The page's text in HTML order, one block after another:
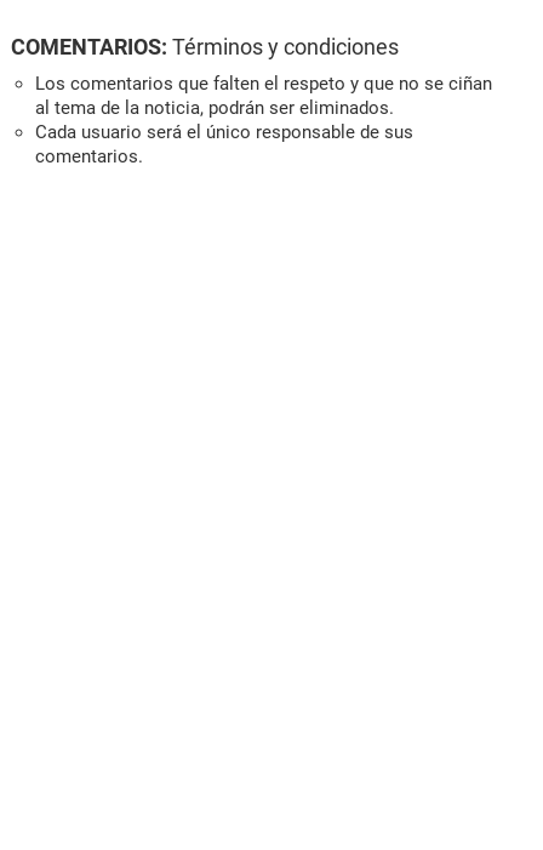
COMENTARIOS: Términos y condiciones
Los comentarios que falten el respeto y que no se ciñan
al tema de la noticia, podrán ser eliminados.
Cada usuario será el único responsable de sus
comentarios.